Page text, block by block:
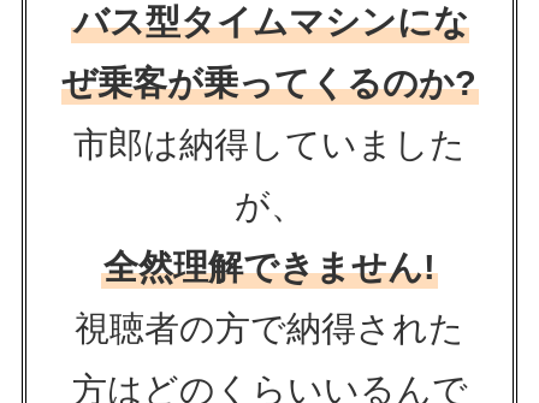
バス型タイムマシンにな
ぜ乗客が乗ってくるのか?
市郎は納得していました
が、
全然理解できません!
視聴者の方で納得された
方はどのくらいいるんで